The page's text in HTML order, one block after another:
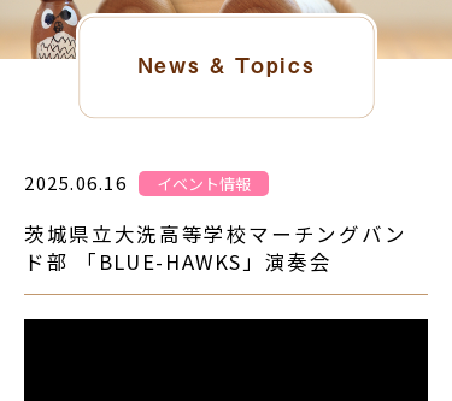
News & Topics
2025.06.16 イベント情報
茨城県立大洗高等学校マーチングバン
ド部 「BLUE-HAWKS」演奏会